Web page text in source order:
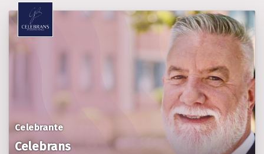
Celebrante
Celebrans